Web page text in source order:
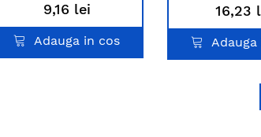
9,16 lei
Adauga in cos
16,23